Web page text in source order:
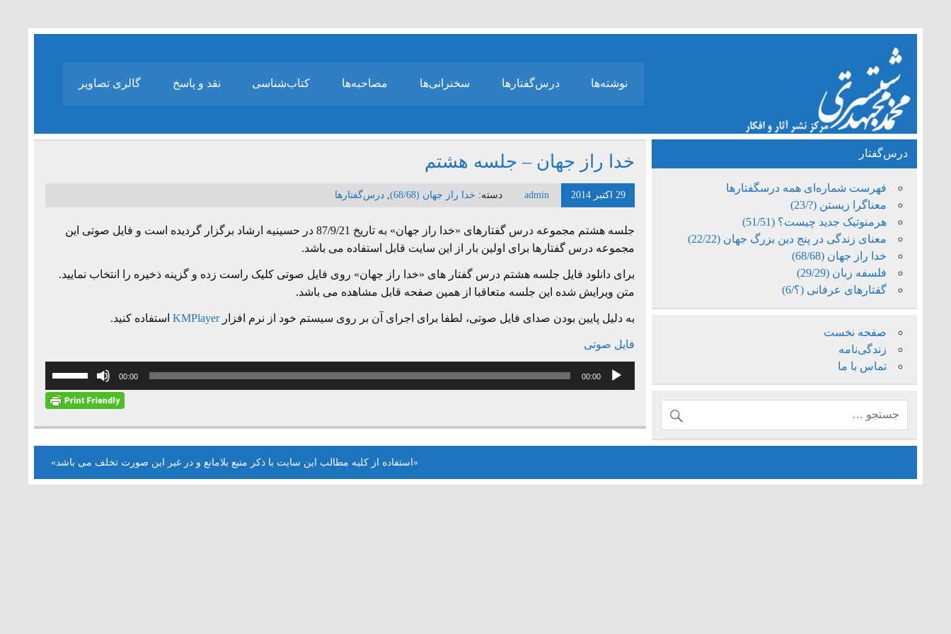
نوشته‌ها درس‌گفتارها سخنرانی‌ها مصاحبه‌ها کتاب‌شناسی نقد و پاسخ گالری تصاویر
خدا راز جهان – جلسه هشتم
29 اکتبر 2014 admin دسته: خدا راز جهان (68/68) ,درس‌گفتارها
جلسه هشتم مجموعه درس گفتارهای «خدا راز جهان» به تاریخ 87/9/21 در حسینیه ارشاد برگزار گردیده است و فایل صوتی این
مجموعه درس گفتارها برای اولین بار از این سایت قابل استفاده می باشد.
برای دانلود فایل جلسه هشتم درس گفتار های «خدا راز جهان» روی فایل صوتی کلیک راست زده و گزینه ذخیره را انتخاب نمایید.
متن ویرایش شده این جلسه متعاقبا از همین صفحه قابل مشاهده می باشد.
به دلیل پایین بودن صدای فایل صوتی، لطفا برای اجرای آن بر روی سیستم خود از نرم افزارKMPlayer استفاده کنید.
فایل صوتی
پخش‌کننده
صوت
00:00
00:00
افزایش
یا
درس‌گفتار
فهرست شماره‌ای همه درسگفتارها
معناگرا زیستن (?/23)
هرمنوتیک جدید چیست؟ (51/51)
معنای زندگی در پنج دین بزرگ جهان (22/22)
خدا راز جهان (68/68)
فلسفه زبان (29/29)
گفتارهای عرفانی (؟/6)
صفحه نخست
زندگی‌نامه
تماس با ما
«استفاده از کلیه مطالب این سایت با ذکر منبع بلامانع و در غیر این صورت تخلف می باشد»